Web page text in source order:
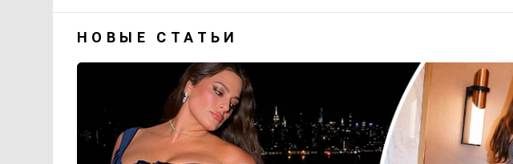
НОВЫЕ СТАТЬИ